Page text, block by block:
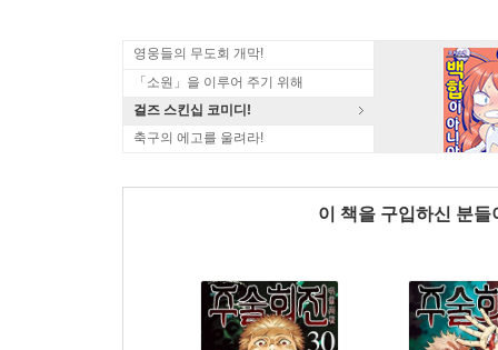
영웅들의 무도회 개막!
「소원」을 이루어 주기 위해
걸즈 스킨십 코미디!
축구의 에고를 울려라!
이 책을 구입하신 분